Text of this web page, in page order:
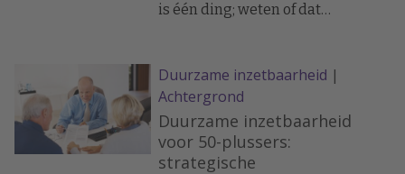
is één ding; weten of dat
zo belangrijk. Toch ontbreekt bij
veel werknemers het inzicht én de
motivatie om in actie te komen.
Daar ligt een kans voor HR. Met de
juiste aanpak kun je
Duurzame inzetbaarheid |
Achtergrond
Duurzame inzetbaarheid
voor 50-plussers:
strategische